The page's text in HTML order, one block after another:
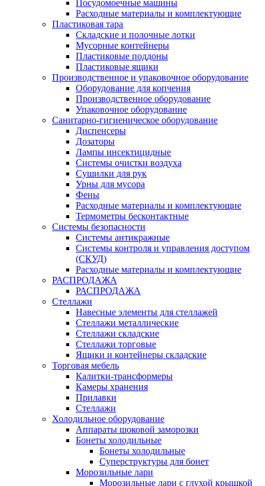
Посудомоечные машины
Расходные материалы и комплектующие
Пластиковая тара
Складские и полочные лотки
Мусорные контейнеры
Пластиковые поддоны
Пластиковые ящики
Производственное и упаковочное оборудование
Оборудование для копчения
Производственное оборудование
Упаковочное оборудование
Санитарно-гигиеническое оборудование
Диспенсеры
Дозаторы
Лампы инсектицидные
Системы очистки воздуха
Сушилки для рук
Урны для мусора
Фены
Расходные материалы и комплектующие
Термометры бесконтактные
Системы безопасности
Системы антикражные
Системы контроля и управления доступом
(СКУД)
Расходные материалы и комплектующие
РАСПРОДАЖА
РАСПРОДАЖА
Стеллажи
Навесные элементы для стеллажей
Стеллажи металлические
Стеллажи складские
Стеллажи торговые
Ящики и контейнеры складские
Торговая мебель
Калитки-трансформеры
Камеры хранения
Прилавки
Стеллажи
Холодильное оборудование
Аппараты шоковой заморозки
Бонеты холодильные
Бонеты холодильные
Суперструктуры для бонет
Морозильные лари
Морозильные лари с глухой крышкой